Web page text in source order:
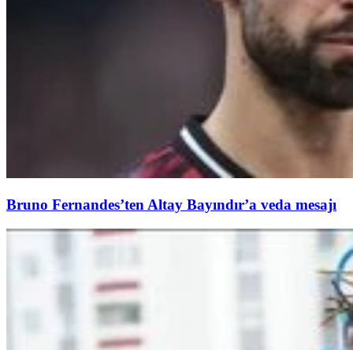
Bruno Fernandes’ten Altay Bayındır’a veda mesajı